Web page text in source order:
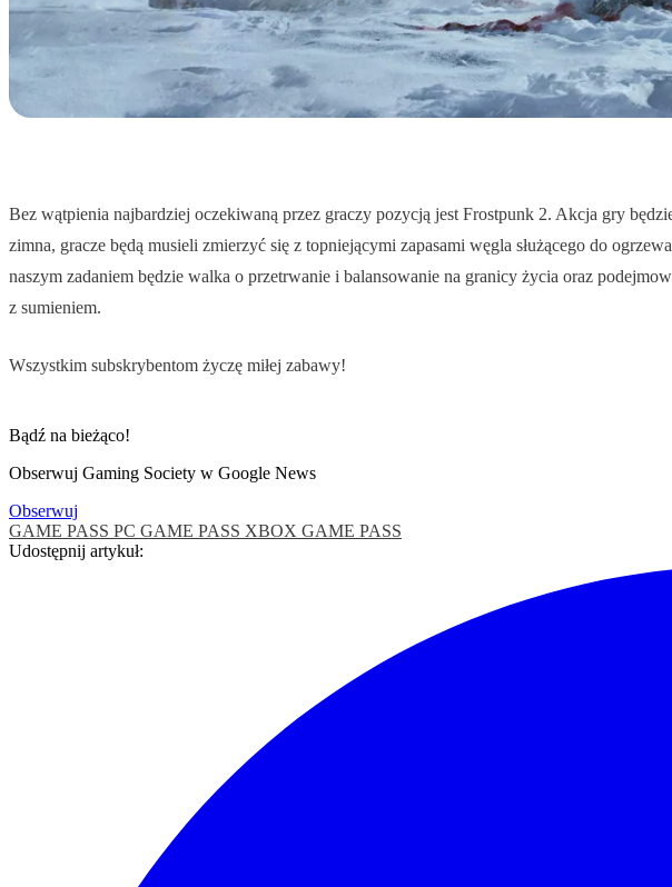
Bez wątpienia najbardziej oczekiwaną przez graczy pozycją jest Frostpunk 2. Akcja gry
zimna, gracze będą musieli zmierzyć się z topniejącymi zapasami węgla służącego do
naszym zadaniem będzie walka o przetrwanie i balansowanie na granicy życia oraz
z sumieniem.
Wszystkim subskrybentom życzę miłej zabawy!
Bądź na bieżąco!
Obserwuj Gaming Society w Google News
Obserwuj
GAME PASS PC GAME PASS XBOX GAME PASS
Udostępnij artykuł: